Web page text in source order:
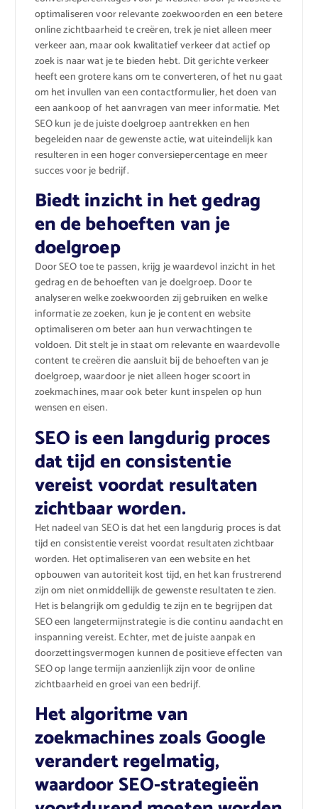
optimaliseren voor relevante zoekwoorden en een betere
online zichtbaarheid te creëren, trek je niet alleen meer
verkeer aan, maar ook kwalitatief verkeer dat actief op
zoek is naar wat je te bieden hebt. Dit gerichte verkeer
heeft een grotere kans om te converteren, of het nu gaat
om het invullen van een contactformulier, het doen van
een aankoop of het aanvragen van meer informatie. Met
SEO kun je de juiste doelgroep aantrekken en hen
begeleiden naar de gewenste actie, wat uiteindelijk kan
resulteren in een hoger conversiepercentage en meer
succes voor je bedrijf.
Biedt inzicht in het gedrag
en de behoeften van je
doelgroep
Door SEO toe te passen, krijg je waardevol inzicht in het
gedrag en de behoeften van je doelgroep. Door te
analyseren welke zoekwoorden zij gebruiken en welke
informatie ze zoeken, kun je je content en website
optimaliseren om beter aan hun verwachtingen te
voldoen. Dit stelt je in staat om relevante en waardevolle
content te creëren die aansluit bij de behoeften van je
doelgroep, waardoor je niet alleen hoger scoort in
zoekmachines, maar ook beter kunt inspelen op hun
wensen en eisen.
SEO is een langdurig proces
dat tijd en consistentie
vereist voordat resultaten
zichtbaar worden.
Het nadeel van SEO is dat het een langdurig proces is dat
tijd en consistentie vereist voordat resultaten zichtbaar
worden. Het optimaliseren van een website en het
opbouwen van autoriteit kost tijd, en het kan frustrerend
zijn om niet onmiddellijk de gewenste resultaten te zien.
Het is belangrijk om geduldig te zijn en te begrijpen dat
SEO een langetermijnstrategie is die continu aandacht en
inspanning vereist. Echter, met de juiste aanpak en
doorzettingsvermogen kunnen de positieve effecten van
SEO op lange termijn aanzienlijk zijn voor de online
zichtbaarheid en groei van een bedrijf.
Het algoritme van
zoekmachines zoals Google
verandert regelmatig,
waardoor SEO-strategieën